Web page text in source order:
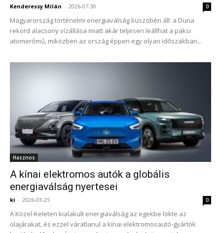
Kenderessy Milán - 2026-07-30 0
Magyarország történelmi energiaválság küszöbén áll: a Duna
rekord alacsony vízállása miatt akár teljesen leállhat a paksi
atomerőmű, miközben az ország éppen egy olyan időszakban...
Hasznos
A kínai elektromos autók a globális
energiaválság nyertesei
ki - 2026-03-25 0
A Közel-Keleten kialakult energiaválság az egekbe lökte az
olajárakat, és ezzel váratlanul a kínai elektromosautó‑gyártók